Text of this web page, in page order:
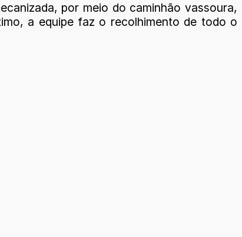
por meio do caminhão vassoura,
a equipe faz o recolhimento de todo o